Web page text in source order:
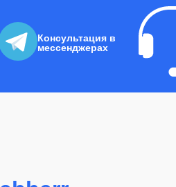
Консультация в
мессенджерах